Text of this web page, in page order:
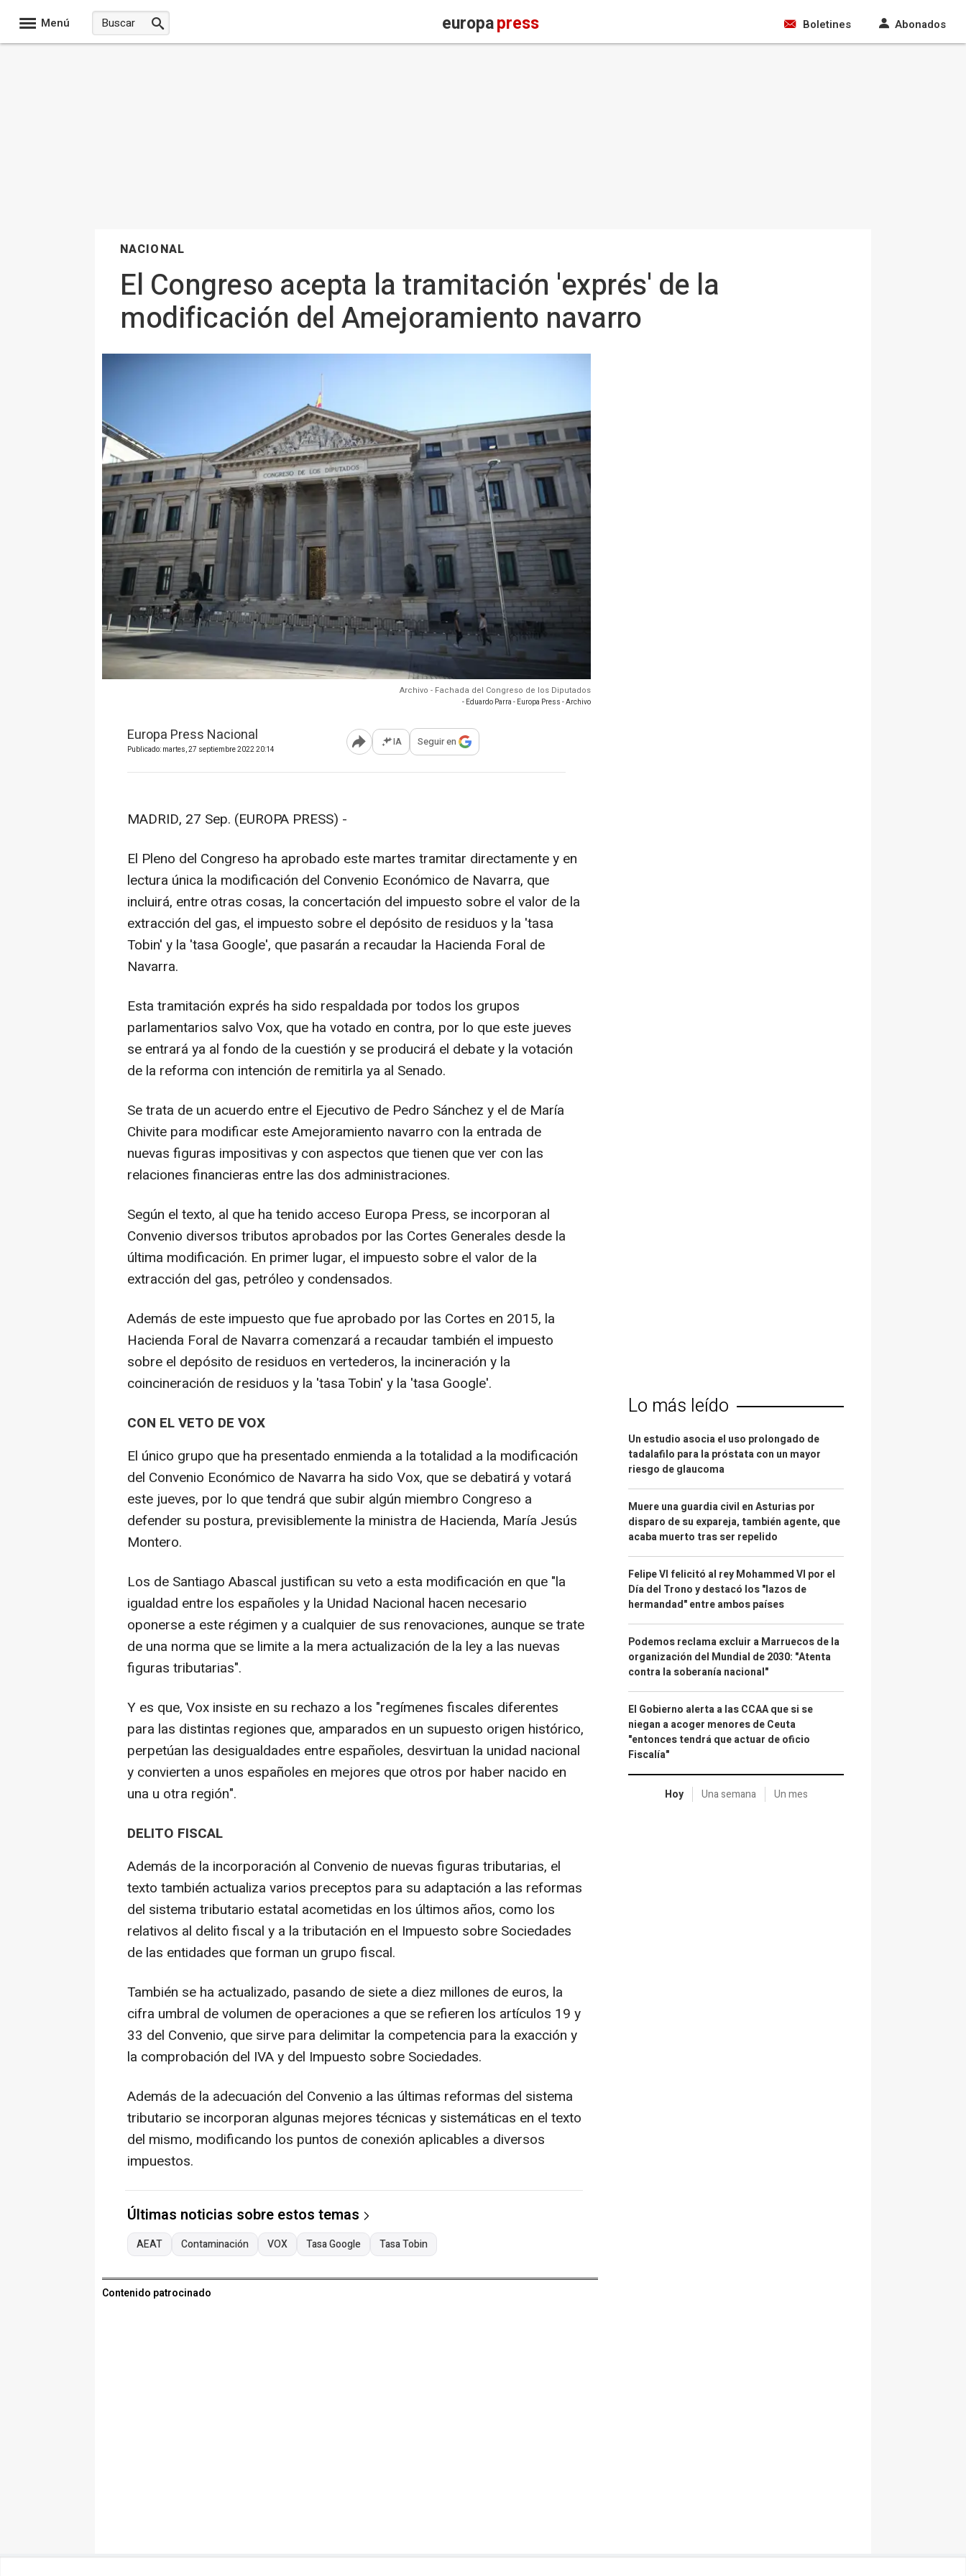
Menú europapress Boletines Abonados
NACIONAL
El Congreso acepta la tramitación 'exprés' de la
modificación del Amejoramiento navarro
Archivo - Fachada del Congreso de los Diputados
- Eduardo Parra - Europa Press - Archivo
Europa Press Nacional
Publicado: martes, 27 septiembre 2022 20:14 Abrir opciones para compartir
IA Seguir en
MADRID, 27 Sep. (EUROPA PRESS) -
El Pleno del Congreso ha aprobado este martes tramitar directamente y en
lectura única la modificación del Convenio Económico de Navarra, que
incluirá, entre otras cosas, la concertación del impuesto sobre el valor de la
extracción del gas, el impuesto sobre el depósito de residuos y la 'tasa
Tobin' y la 'tasa Google', que pasarán a recaudar la Hacienda Foral de
Navarra.
Esta tramitación exprés ha sido respaldada por todos los grupos
parlamentarios salvo Vox, que ha votado en contra, por lo que este jueves
se entrará ya al fondo de la cuestión y se producirá el debate y la votación
de la reforma con intención de remitirla ya al Senado.
Se trata de un acuerdo entre el Ejecutivo de Pedro Sánchez y el de María
Chivite para modificar este Amejoramiento navarro con la entrada de
nuevas figuras impositivas y con aspectos que tienen que ver con las
relaciones financieras entre las dos administraciones.
Según el texto, al que ha tenido acceso Europa Press, se incorporan al
Convenio diversos tributos aprobados por las Cortes Generales desde la
última modificación. En primer lugar, el impuesto sobre el valor de la
extracción del gas, petróleo y condensados.
Además de este impuesto que fue aprobado por las Cortes en 2015, la
Hacienda Foral de Navarra comenzará a recaudar también el impuesto
sobre el depósito de residuos en vertederos, la incineración y la
coincineración de residuos y la 'tasa Tobin' y la 'tasa Google'.
CON EL VETO DE VOX
El único grupo que ha presentado enmienda a la totalidad a la modificación
del Convenio Económico de Navarra ha sido Vox, que se debatirá y votará
este jueves, por lo que tendrá que subir algún miembro Congreso a
defender su postura, previsiblemente la ministra de Hacienda, María Jesús
Montero.
Los de Santiago Abascal justifican su veto a esta modificación en que "la
igualdad entre los españoles y la Unidad Nacional hacen necesario
oponerse a este régimen y a cualquier de sus renovaciones, aunque se trate
de una norma que se limite a la mera actualización de la ley a las nuevas
figuras tributarias".
Y es que, Vox insiste en su rechazo a los "regímenes fiscales diferentes
para las distintas regiones que, amparados en un supuesto origen histórico,
perpetúan las desigualdades entre españoles, desvirtuan la unidad nacional
y convierten a unos españoles en mejores que otros por haber nacido en
una u otra región".
DELITO FISCAL
Además de la incorporación al Convenio de nuevas figuras tributarias, el
texto también actualiza varios preceptos para su adaptación a las reformas
del sistema tributario estatal acometidas en los últimos años, como los
relativos al delito fiscal y a la tributación en el Impuesto sobre Sociedades
de las entidades que forman un grupo fiscal.
También se ha actualizado, pasando de siete a diez millones de euros, la
cifra umbral de volumen de operaciones a que se refieren los artículos 19 y
33 del Convenio, que sirve para delimitar la competencia para la exacción y
la comprobación del IVA y del Impuesto sobre Sociedades.
Además de la adecuación del Convenio a las últimas reformas del sistema
tributario se incorporan algunas mejores técnicas y sistemáticas en el texto
del mismo, modificando los puntos de conexión aplicables a diversos
impuestos.
Últimas noticias sobre estos temas
AEAT Contaminación VOX Tasa Google Tasa Tobin
Contenido patrocinado
Lo más leído
Un estudio asocia el uso prolongado de
tadalafilo para la próstata con un mayor
riesgo de glaucoma
Muere una guardia civil en Asturias por
disparo de su expareja, también agente, que
acaba muerto tras ser repelido
Felipe VI felicitó al rey Mohammed VI por el
Día del Trono y destacó los "lazos de
hermandad" entre ambos países
Podemos reclama excluir a Marruecos de la
organización del Mundial de 2030: "Atenta
contra la soberanía nacional"
El Gobierno alerta a las CCAA que si se
niegan a acoger menores de Ceuta
"entonces tendrá que actuar de oficio
Fiscalía"
Hoy Una semana Un mes